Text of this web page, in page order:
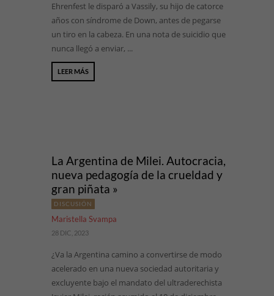
Ehrenfest le disparó a Vassily, su hijo de catorce
años con síndrome de Down, antes de pegarse
un tiro en la cabeza. En una nota de suicidio que
nunca llegó a enviar, ...
LEER MÁS
La Argentina de Milei. Autocracia,
nueva pedagogía de la crueldad y
gran piñata »
DISCUSIÓN
Maristella Svampa
28 DIC, 2023
¿Va la Argentina camino a convertirse de modo
acelerado en una nueva sociedad autoritaria y
excluyente bajo el mandato del ultraderechista